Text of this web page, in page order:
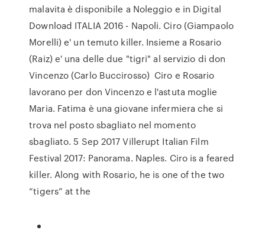
malavita è disponibile a Noleggio e in Digital
Download ITALIA 2016 - Napoli. Ciro (Giampaolo
Morelli) e' un temuto killer. Insieme a Rosario
(Raiz) e' una delle due "tigri" al servizio di don
Vincenzo (Carlo Buccirosso) Ciro e Rosario
lavorano per don Vincenzo e l'astuta moglie
Maria. Fatima è una giovane infermiera che si
trova nel posto sbagliato nel momento
sbagliato. 5 Sep 2017 Villerupt Italian Film
Festival 2017: Panorama. Naples. Ciro is a feared
killer. Along with Rosario, he is one of the two
“tigers” at the